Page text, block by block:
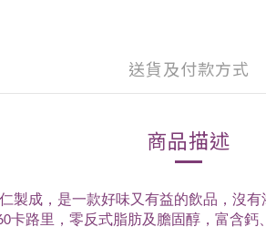
送貨及付款方式
商品描述
製成，是一款好味又有益的飲品，
路里，零反式脂肪及膽固醇，富含